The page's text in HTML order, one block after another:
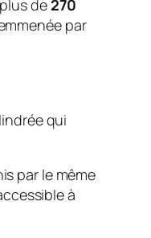
de 270
par
qui
par le même
à